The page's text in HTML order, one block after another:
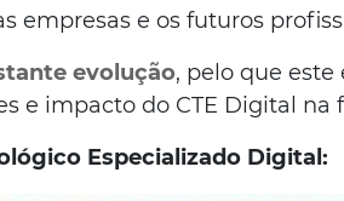
empresas e os futuros
evolução, pelo que
e impacto do CTE Digital
Especializado Digital: